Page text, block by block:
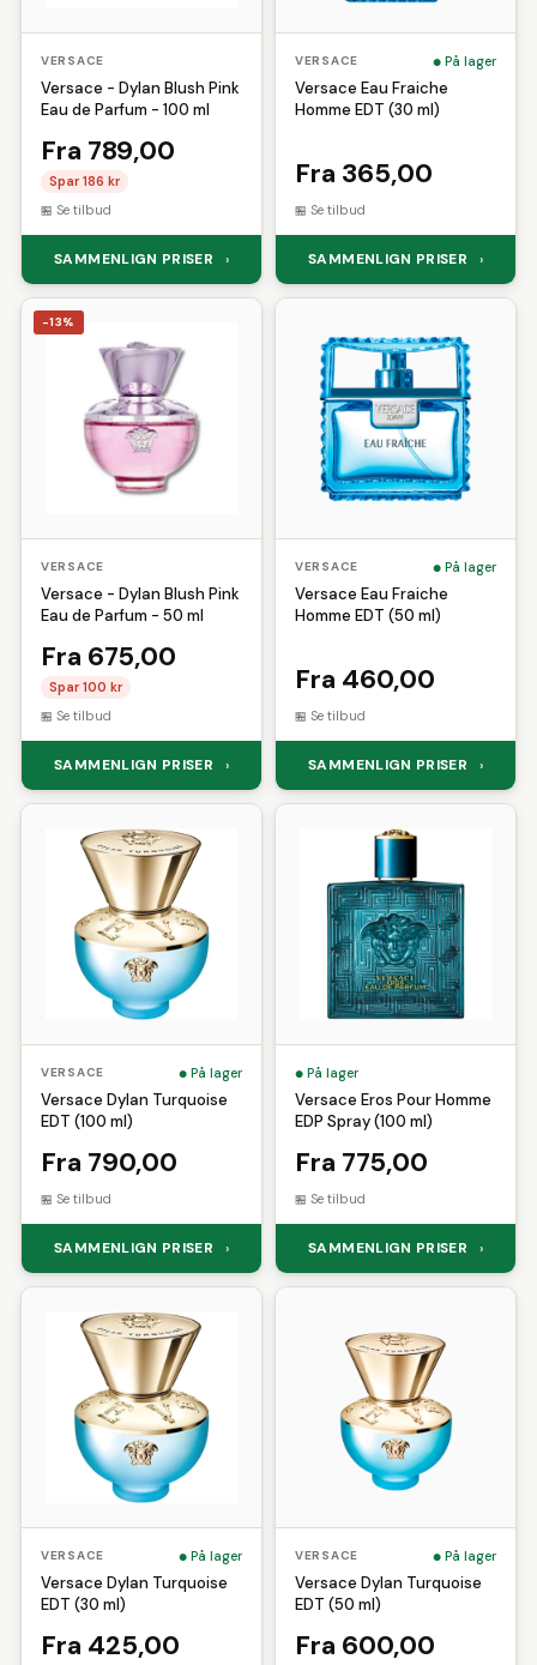
VERSACE
Versace - Dylan Blush Pink
Eau de Parfum - 100 ml
Fra 789,00
Spar 186 kr
Se tilbud
SAMMENLIGN PRISER ›
VERSACE På lager
Versace Eau Fraiche
Homme EDT (30 ml)
Fra 365,00
Se tilbud
SAMMENLIGN PRISER ›
-13%
VERSACE
Versace - Dylan Blush Pink
Eau de Parfum - 50 ml
Fra 675,00
Spar 100 kr
Se tilbud
SAMMENLIGN PRISER ›
VERSACE På lager
Versace Eau Fraiche
Homme EDT (50 ml)
Fra 460,00
Se tilbud
SAMMENLIGN PRISER ›
VERSACE På lager
Versace Dylan Turquoise
EDT (100 ml)
Fra 790,00
Se tilbud
SAMMENLIGN PRISER ›
På lager
Versace Eros Pour Homme
EDP Spray (100 ml)
Fra 775,00
Se tilbud
SAMMENLIGN PRISER ›
VERSACE På lager
Versace Dylan Turquoise
EDT (30 ml)
Fra 425,00
VERSACE På lager
Versace Dylan Turquoise
EDT (50 ml)
Fra 600,00